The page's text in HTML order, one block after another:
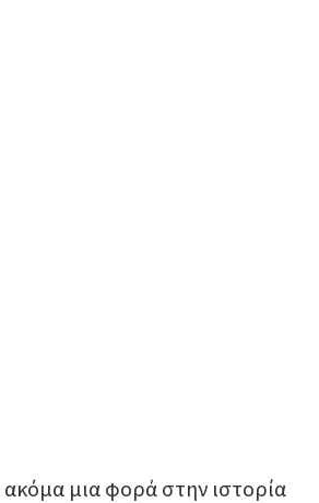
ακόμα μια φορά στην ιστορία